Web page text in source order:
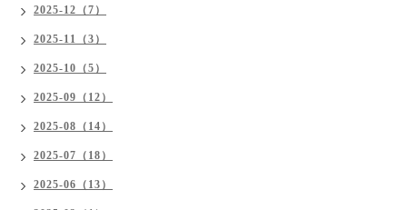
2025-12（7）
2025-11（3）
2025-10（5）
2025-09（12）
2025-08（14）
2025-07（18）
2025-06（13）